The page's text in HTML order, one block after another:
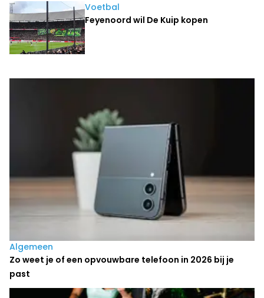
Voetbal
Feyenoord wil De Kuip kopen
Laatste nieuws
Algemeen
Zo weet je of een opvouwbare telefoon in 2026 bij je
past